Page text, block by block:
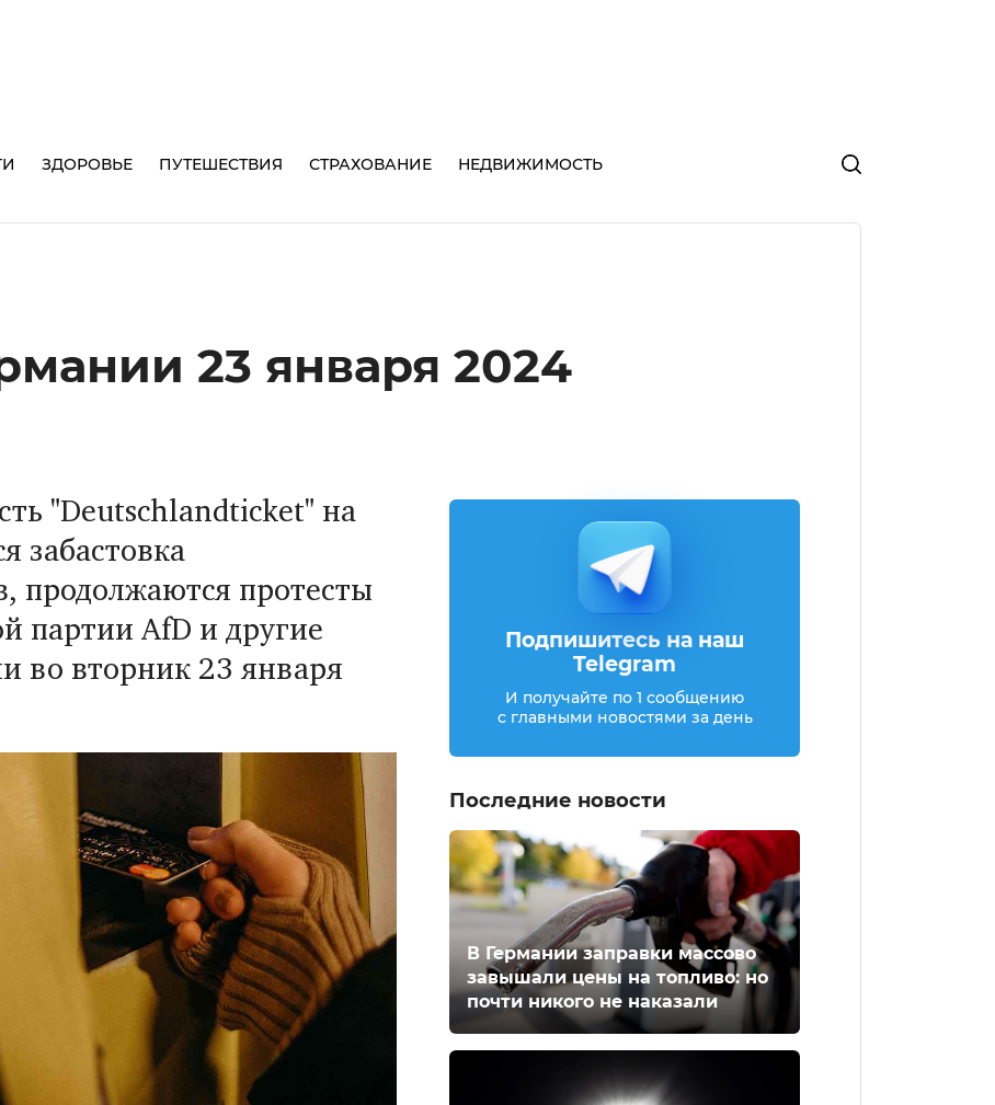
ЗДОРОВЬЕ ПУТЕШЕСТВИЯ СТРАХОВАНИЕ НЕДВИЖИМОСТЬ
23 января 2024
"Deutschlandticket" на
забастовка
продолжаются протесты
партии AfD и другие
во вторник 23 января
Подпишитесь на наш
Telegram
И получайте по 1 сообщению
с главными новостями за день
Последние новости
В Германии заправки массово
завышали цены на топливо: но
почти никого не наказали